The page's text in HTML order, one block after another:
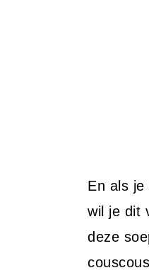
En als
wil je dit
deze